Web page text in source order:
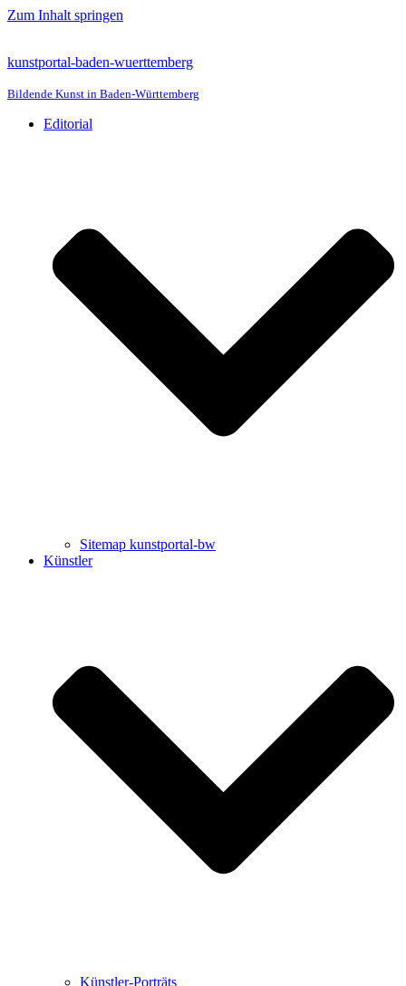
Zum Inhalt springen
kunstportal-baden-wuerttemberg
Bildende Kunst in Baden-Württemberg
Editorial
Sitemap kunstportal-bw
Künstler
Künstler-Porträts